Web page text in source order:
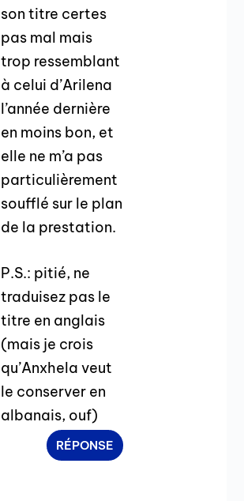
son titre certes
pas mal mais
trop ressemblant
à celui d’Arilena
l’année dernière
en moins bon, et
elle ne m’a pas
particulièrement
soufflé sur le plan
de la prestation.
P.S.: pitié, ne
traduisez pas le
titre en anglais
(mais je crois
qu’Anxhela veut
le conserver en
albanais, ouf)
RÉPONSE